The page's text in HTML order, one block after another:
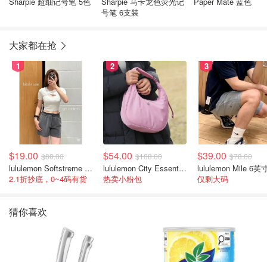
号笔 6支装
大家都在抢
1
$19.00 $88.00
lululemon Softstreme 女士高腰短裤 10cm
2.1折抄底，0~4码有货
2
$54.00 $108.00
lululemon City Essentials 肩背包 4L
热卖小粉包
3
$39.00 $78.00
仅剩大码
猜你喜欢